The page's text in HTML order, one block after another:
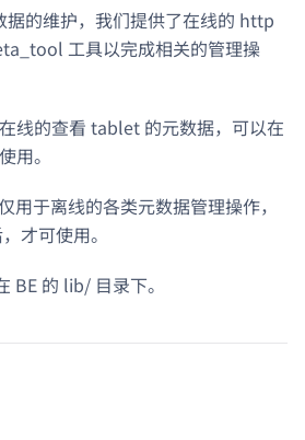
据的维护，我们提供了在线的 http
工具以完成相关的管理操
线的查看 tablet 的元数据，可以在
用。
于离线的各类元数据管理操作，
才可使用。
的 lib/ 目录下。